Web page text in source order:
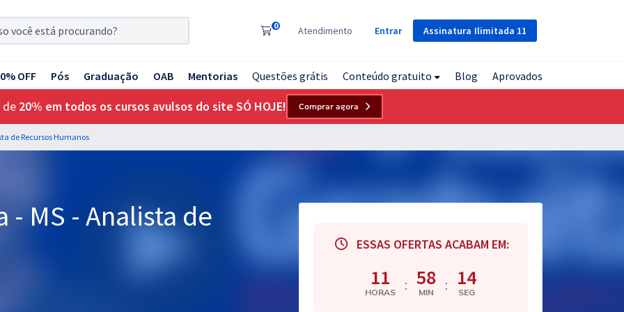
Assinatura Ilimitada 11
0 Atendimento Entrar
OFF Pós Graduação OAB Mentorias Questões grátis Conteúdo gratuito Blog Aprovados
de 20% em todos os cursos avulsos do site SÓ HOJE! Comprar agora
de Recursos Humanos
- MS - Analista de
ESSAS OFERTAS ACABAM EM:
11
HORAS : 58
MIN : 13
SEG